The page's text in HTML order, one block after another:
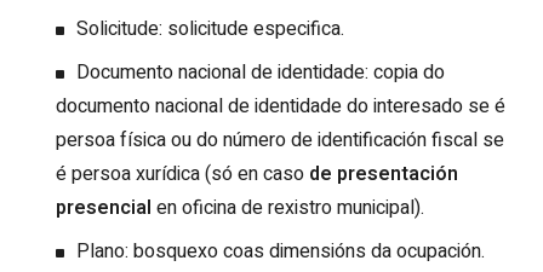
Solicitude: solicitude especifica.
Documento nacional de identidade: copia do
documento nacional de identidade do interesado se é
persoa física ou do número de identificación fiscal se
é persoa xurídica (só en caso de presentación
presencial en oficina de rexistro municipal).
Plano: bosquexo coas dimensións da ocupación.